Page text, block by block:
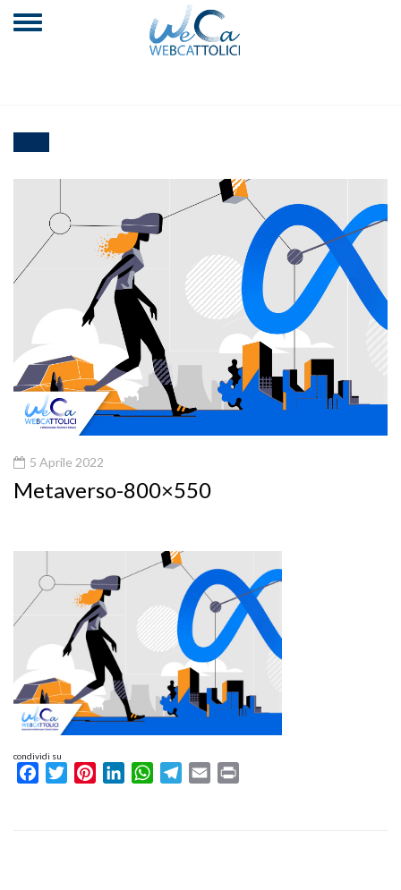
5 Aprile 2022
Metaverso-800×550
condividi su
FacebookTwitterPinterestLinkedInWhatsAppTelegram
Email